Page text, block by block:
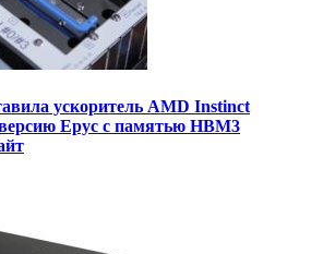
ускоритель AMD Instinct
Epyc с памятью HBM3